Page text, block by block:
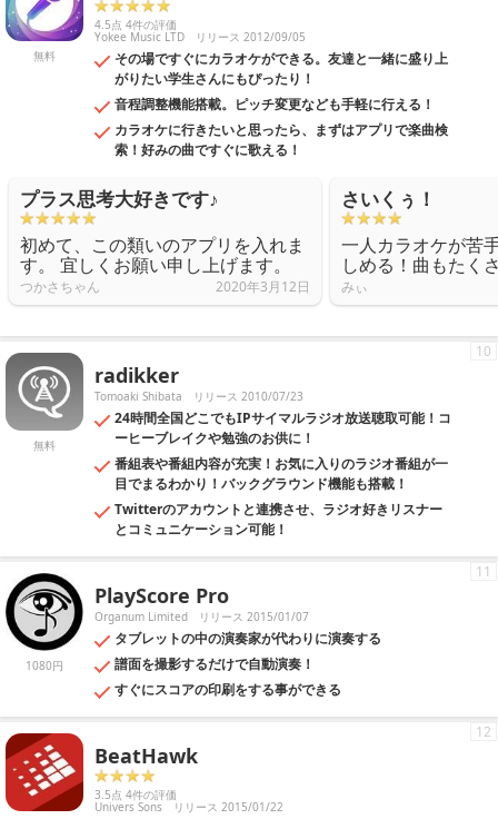
無料
4.5点 4件の評価
Yokee Music LTD リリース 2012/09/05
その場ですぐにカラオケができる。友達と一緒に盛り上
がりたい学生さんにもぴったり！
音程調整機能搭載。ピッチ変更なども手軽に行える！
カラオケに行きたいと思ったら、まずはアプリで楽曲検
索！好みの曲ですぐに歌える！
プラス思考大好きです♪
初めて、この類いのアプリを入れま
す。 宜しくお願い申し上げます。
つかさちゃん 2020年3月12日
さいくぅ！
一人カラオケが苦
しめる！曲もたく
みぃ
無料
radikker
Tomoaki Shibata リリース 2010/07/23
24時間全国どこでもIPサイマルラジオ放送聴取可能！コ
ーヒーブレイクや勉強のお供に！
番組表や番組内容が充実！お気に入りのラジオ番組が一
目でまるわかり！バックグラウンド機能も搭載！
Twitterのアカウントと連携させ、ラジオ好きリスナー
とコミュニケーション可能！
10
1080円
PlayScore Pro
Organum Limited リリース 2015/01/07
タブレットの中の演奏家が代わりに演奏する
譜面を撮影するだけで自動演奏！
すぐにスコアの印刷をする事ができる
11
BeatHawk
3.5点 4件の評価
Univers Sons リリース 2015/01/22
12